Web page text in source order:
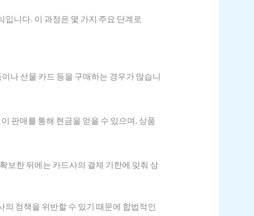
니다. 이 과정은 몇 가지 주요 단계로
나 선물 카드 등을 구매하는 경우가 많습니
판매를 통해 현금을 얻을 수 있으며, 상품
보한 뒤에는 카드사의 결제 기한에 맞춰 상
정책을 위반할 수 있기 때문에 합법적인